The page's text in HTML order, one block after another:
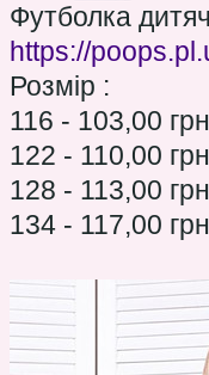
Футболка
https://
Розмір :
116 - 103,00 грн
122 - 110,00 грн
128 - 113,00 грн
134 - 117,00 грн